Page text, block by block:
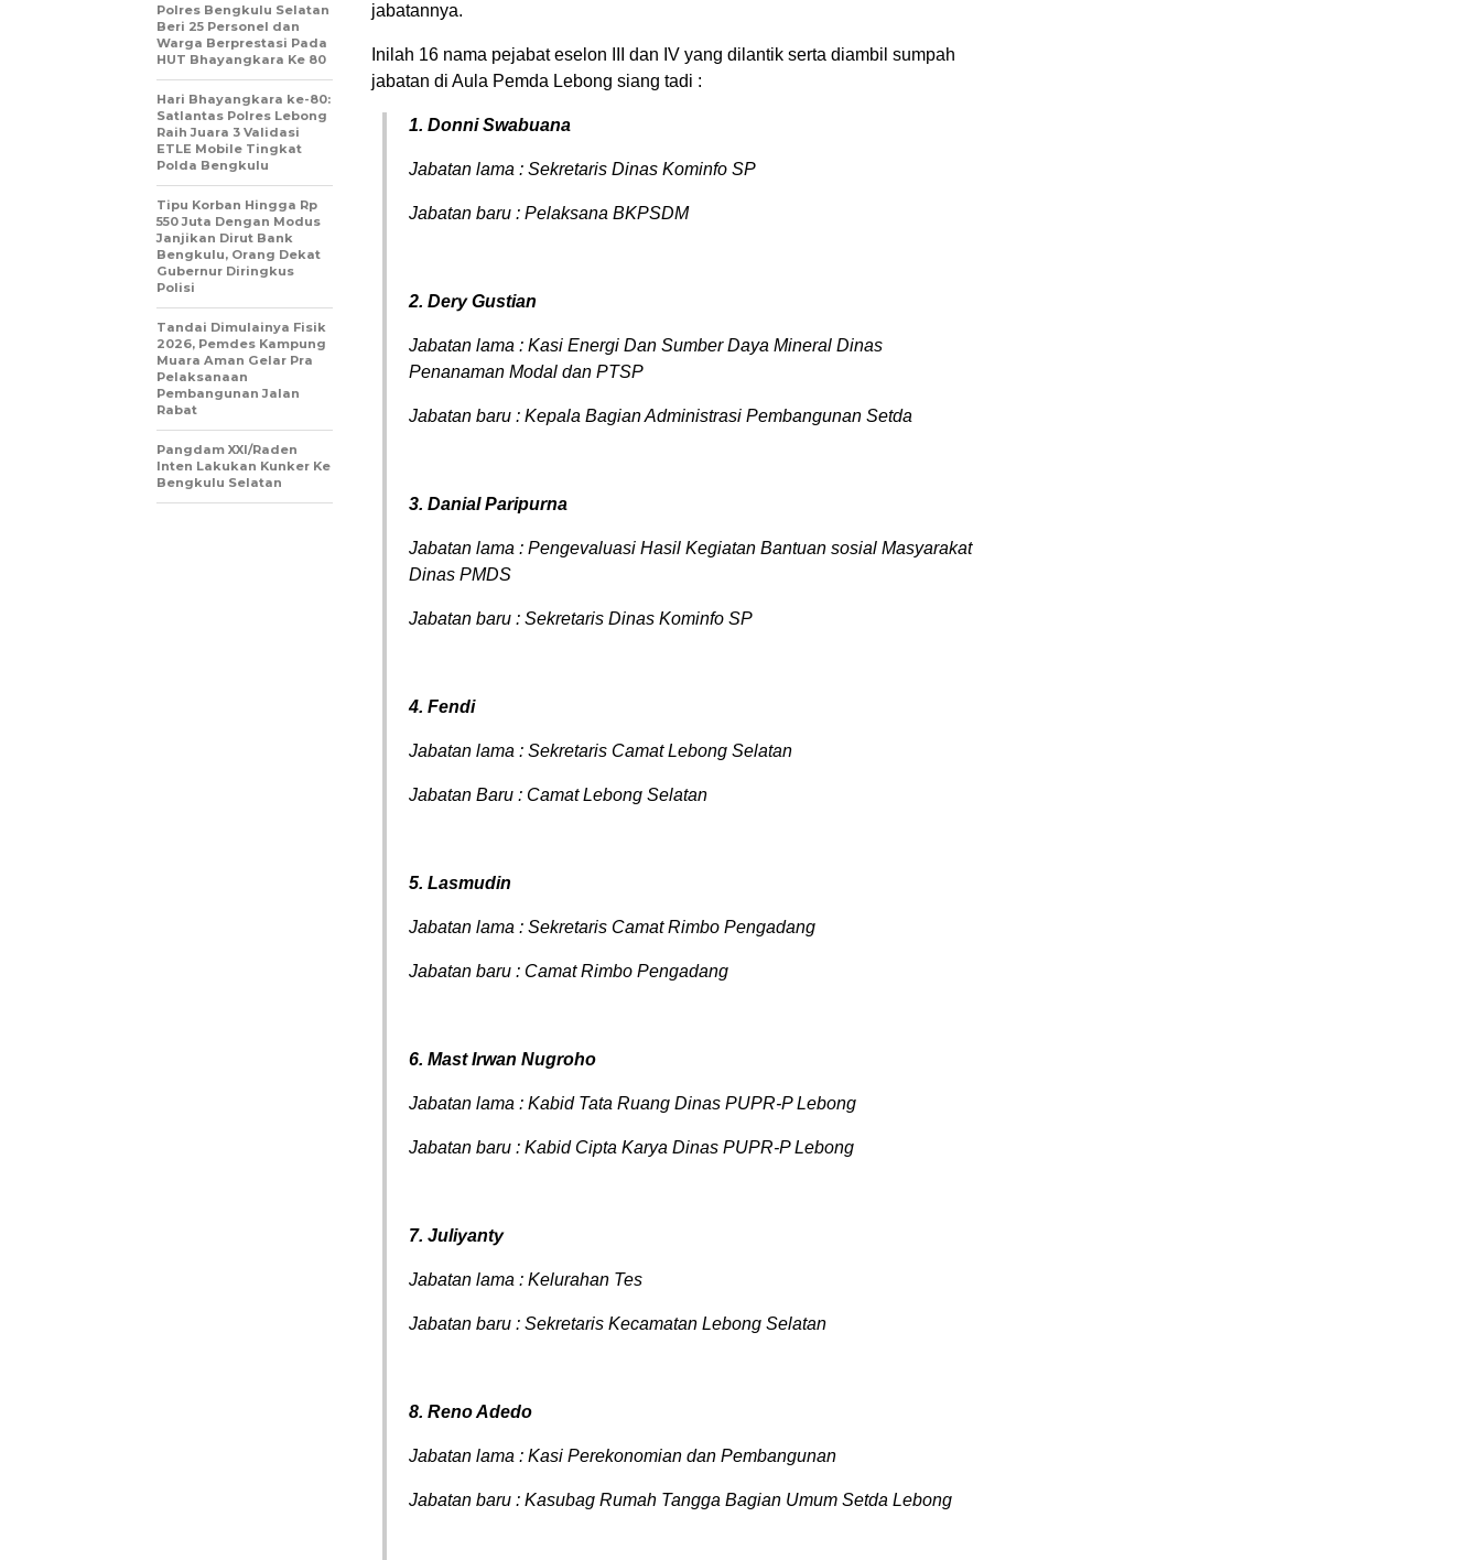
jabatannya.
Inilah 16 nama pejabat eselon III dan IV yang dilantik serta diambil sumpah
jabatan di Aula Pemda Lebong siang tadi :
1. Donni Swabuana
Jabatan lama : Sekretaris Dinas Kominfo SP
Jabatan baru : Pelaksana BKPSDM
2. Dery Gustian
Jabatan lama : Kasi Energi Dan Sumber Daya Mineral Dinas
Penanaman Modal dan PTSP
Jabatan baru : Kepala Bagian Administrasi Pembangunan Setda
3. Danial Paripurna
Jabatan lama : Pengevaluasi Hasil Kegiatan Bantuan sosial Masyarakat
Dinas PMDS
Jabatan baru : Sekretaris Dinas Kominfo SP
4. Fendi
Jabatan lama : Sekretaris Camat Lebong Selatan
Jabatan Baru : Camat Lebong Selatan
5. Lasmudin
Jabatan lama : Sekretaris Camat Rimbo Pengadang
Jabatan baru : Camat Rimbo Pengadang
6. Mast Irwan Nugroho
Jabatan lama : Kabid Tata Ruang Dinas PUPR-P Lebong
Jabatan baru : Kabid Cipta Karya Dinas PUPR-P Lebong
7. Juliyanty
Jabatan lama : Kelurahan Tes
Jabatan baru : Sekretaris Kecamatan Lebong Selatan
8. Reno Adedo
Jabatan lama : Kasi Perekonomian dan Pembangunan
Jabatan baru : Kasubag Rumah Tangga Bagian Umum Setda Lebong
Polres Bengkulu Selatan
Beri 25 Personel dan
Warga Berprestasi Pada
HUT Bhayangkara Ke 80
Hari Bhayangkara ke-80:
Satlantas Polres Lebong
Raih Juara 3 Validasi
ETLE Mobile Tingkat
Polda Bengkulu
Tipu Korban Hingga Rp
550 Juta Dengan Modus
Janjikan Dirut Bank
Bengkulu, Orang Dekat
Gubernur Diringkus
Polisi
Tandai Dimulainya Fisik
2026, Pemdes Kampung
Muara Aman Gelar Pra
Pelaksanaan
Pembangunan Jalan
Rabat
Pangdam XXI/Raden
Inten Lakukan Kunker Ke
Bengkulu Selatan